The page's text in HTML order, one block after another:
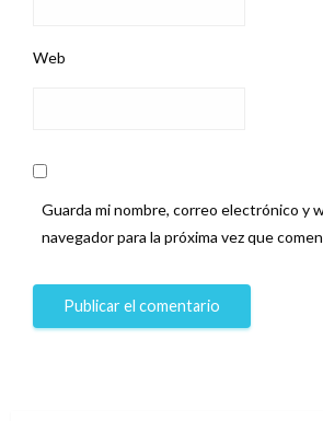
Web
Guarda mi nombre, correo electrónico y
navegador para la próxima vez que